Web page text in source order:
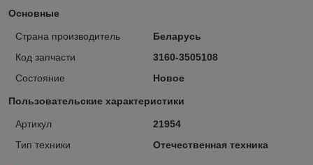
Основные
Страна производитель
Беларусь
Код запчасти
3160-3505108
Состояние
Новое
Пользовательские характеристики
Артикул
21954
Тип техники
Отечественная техника